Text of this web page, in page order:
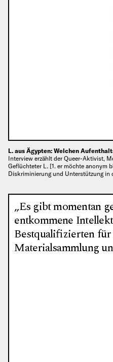
L. aus Ägypten: Welchen
Interview erzählt der Queer-Aktivist,
Geflüchteter L. [1. er möchte anonym
Diskriminierung und Unterstützung in
„Es gibt momentan
entkommene
Bestqualifizierten
Materialsammlung